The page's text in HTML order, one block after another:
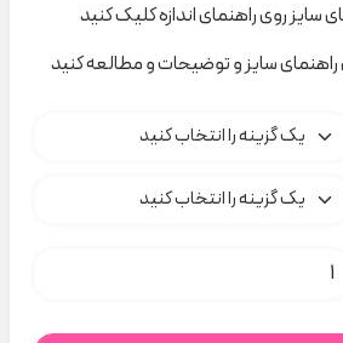
روی راهنمای اندازه کلیک کنید
سایز و توضیحات و مطالعه کنید
مایو lupilu کد t000478 عدد